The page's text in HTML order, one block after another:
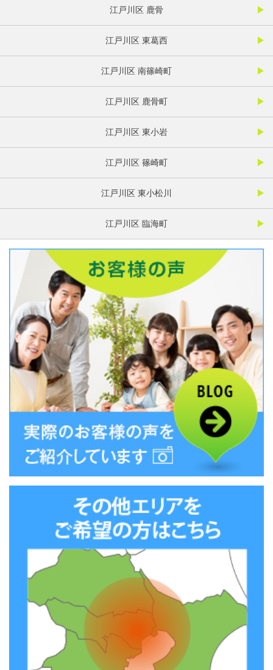
江戸川区 鹿骨
江戸川区 東葛西
江戸川区 南篠崎町
江戸川区 鹿骨町
江戸川区 東小岩
江戸川区 篠崎町
江戸川区 東小松川
江戸川区 臨海町